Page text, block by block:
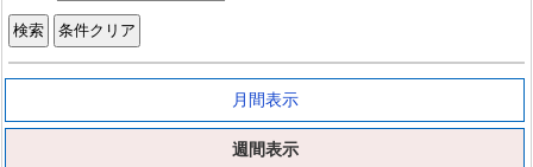
月間表示
週間表示